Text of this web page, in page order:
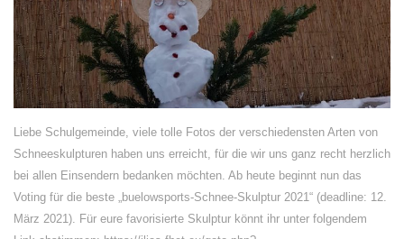
Liebe Schulgemeinde, viele tolle Fotos der verschiedensten Arten von
Schneeskulpturen haben uns erreicht, für die wir uns ganz recht herzlich
bei allen Einsendern bedanken möchten. Ab heute beginnt nun das
Voting für die beste „buelowsports-Schnee-Skulptur 2021“ (deadline: 12.
März 2021). Für eure favorisierte Skulptur könnt ihr unter folgendem